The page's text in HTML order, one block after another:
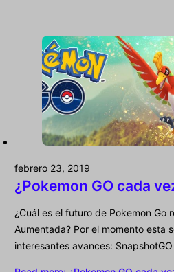
febrero 23, 2019
¿Pokemon GO cada
¿Cuál es el futuro de Pokemon Go
Aumentada? Por el momento esta
interesantes avances: